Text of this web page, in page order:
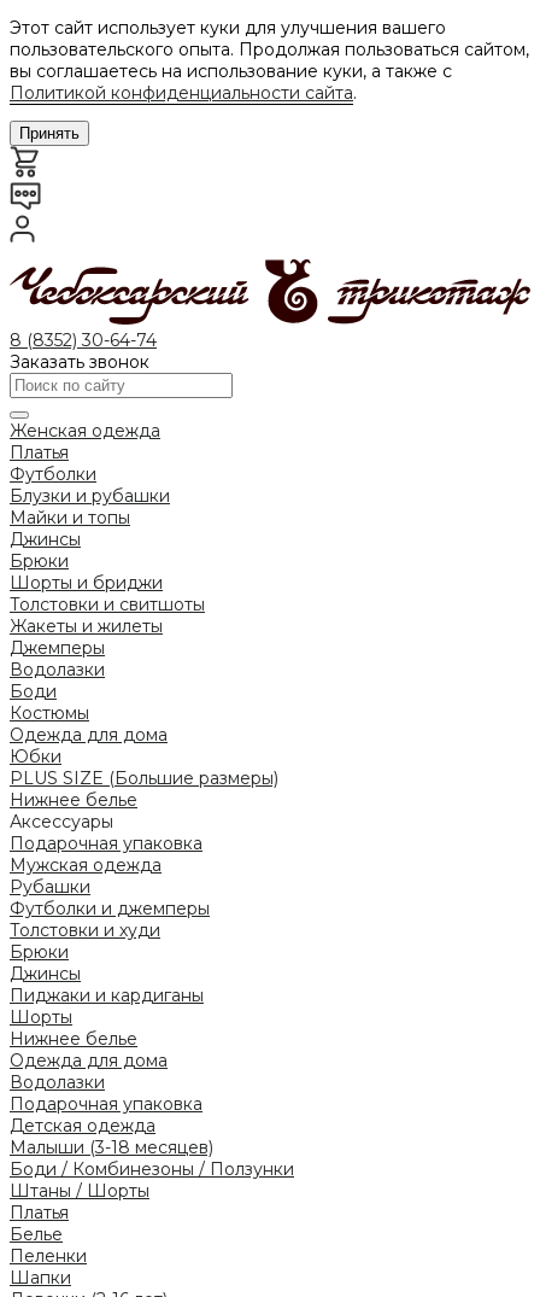
Этот сайт использует куки для улучшения вашего
пользовательского опыта. Продолжая пользоваться сайтом,
вы соглашаетесь на использование куки, а также с
Политикой конфиденциальности сайта.
Принять
8 (8352) 30-64-74
Заказать звонок
Женская одежда
Платья
Футболки
Блузки и рубашки
Майки и топы
Джинсы
Брюки
Шорты и бриджи
Толстовки и свитшоты
Жакеты и жилеты
Джемперы
Водолазки
Боди
Костюмы
Одежда для дома
Юбки
PLUS SIZE (Большие размеры)
Нижнее белье
Аксессуары
Подарочная упаковка
Мужская одежда
Рубашки
Футболки и джемперы
Толстовки и худи
Брюки
Джинсы
Пиджаки и кардиганы
Шорты
Нижнее белье
Одежда для дома
Водолазки
Подарочная упаковка
Детская одежда
Малыши (3-18 месяцев)
Боди / Комбинезоны / Ползунки
Штаны / Шорты
Платья
Белье
Пеленки
Шапки